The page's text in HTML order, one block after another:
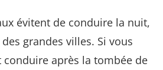
évitent de conduire la nuit,
grandes villes. Si vous
conduire après la tombée de